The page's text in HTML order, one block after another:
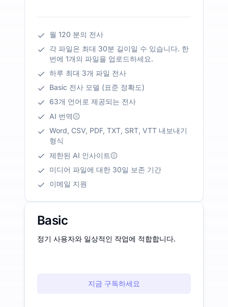
월 120 분의 전사
각 파일은 최대 30분 길이일 수 있습니다. 한
번에 1개의 파일을 업로드하세요.
하루 최대 3개 파일 전사
Basic 전사 모델 (표준 정확도)
63개 언어로 제공되는 전사
AI 번역
Word, CSV, PDF, TXT, SRT, VTT 내보내기
형식
제한된 AI 인사이트
미디어 파일에 대한 30일 보존 기간
이메일 지원
Basic
정기 사용자와 일상적인 작업에 적합합니다.
지금 구독하세요